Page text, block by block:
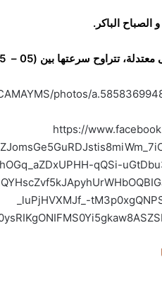
الصباح الباكر.
سرعتها بين (05 – 15) عقدة.
photos/
https://
qQSi-
_luPjHVXMJf_-